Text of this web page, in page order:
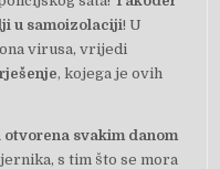
u samoizolaciji! U
virusa, vrijedi
, kojega je ovih
svakim danom
s tim što se mora